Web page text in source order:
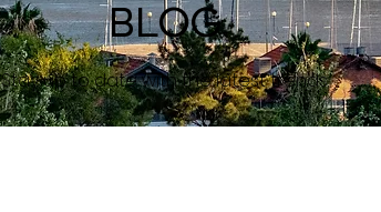
BLOG
Stay up to date with the latest trends.